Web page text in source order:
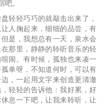
。
轻轻巧巧的就敲击出来了，
人掬起来，细细的品尝，有
是，我想总有一天，泉水会
那里，静静的聆听音乐的轻
闹。有时候，孤独也来凑一
单呀，不知道何时，可以有
，一起用文字来创造更清澈
轻轻的告诉他：我好累，好
息一下吧，让我来聆听，让